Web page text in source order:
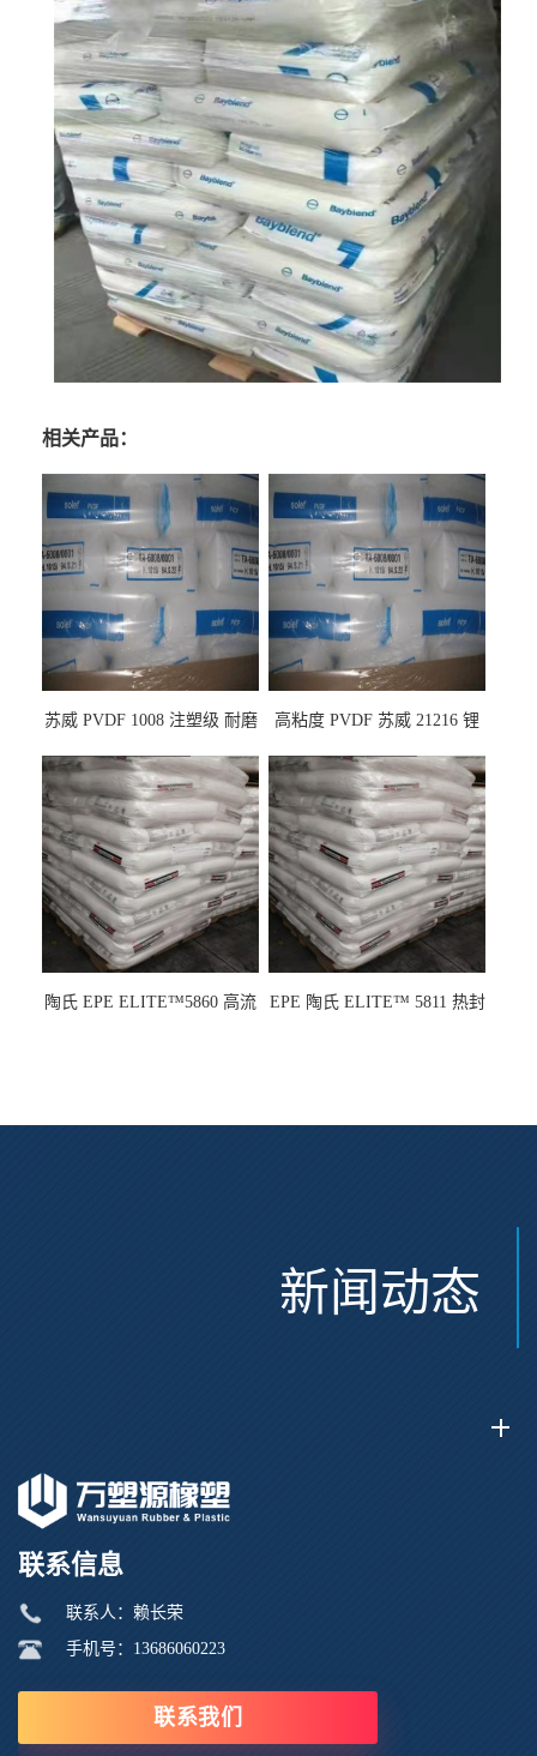
相关产品：
苏威 PVDF 1008 注塑级 耐磨
龙
高粘度 PVDF 苏威 21216 锂
陶氏 EPE ELITE™5860 高流
EPE 陶氏 ELITE™ 5811 热封
新闻动态
联系信息
联系人：赖长荣
手机号：13686060223
联系我们